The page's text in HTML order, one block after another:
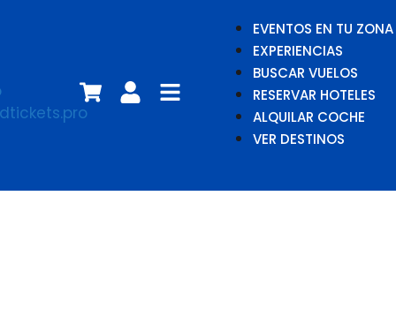
EVENTOS EN TU ZONA
EXPERIENCIAS
BUSCAR VUELOS
RESERVAR HOTELES
ALQUILAR COCHE
VER DESTINOS